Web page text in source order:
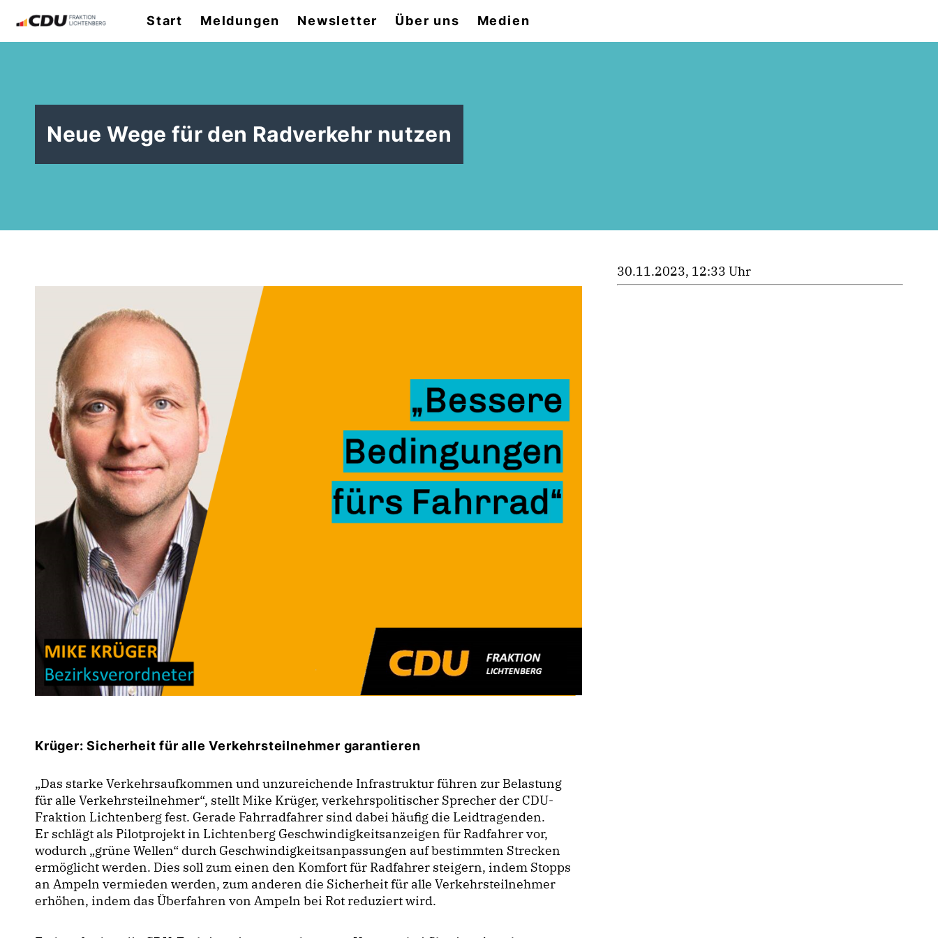
Start Meldungen Newsletter Über uns Medien
Neue Wege für den Radverkehr nutzen
Krüger: Sicherheit für alle Verkehrsteilnehmer garantieren
Das starke Verkehrsaufkommen und unzureichende Infrastruktur führen zur Belastung
für alle Verkehrsteilnehmer“, stellt Mike Krüger, verkehrspolitischer Sprecher der CDU-
Fraktion Lichtenberg fest. Gerade Fahrradfahrer sind dabei häufig die Leidtragenden.
Er schlägt als Pilotprojekt in Lichtenberg Geschwindigkeitsanzeigen für Radfahrer vor,
wodurch „grüne Wellen“ durch Geschwindigkeitsanpassungen auf bestimmten Strecken
ermöglicht werden. Dies soll zum einen den Komfort für Radfahrer steigern, indem Stopps
an Ampeln vermieden werden, zum anderen die Sicherheit für alle Verkehrsteilnehmer
erhöhen, indem das Überfahren von Ampeln bei Rot reduziert wird.
30.11.2023, 12:33 Uhr